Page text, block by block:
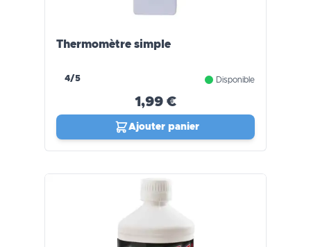
Thermomètre simple
4/5 Disponible
1,99 €
Ajouter panier